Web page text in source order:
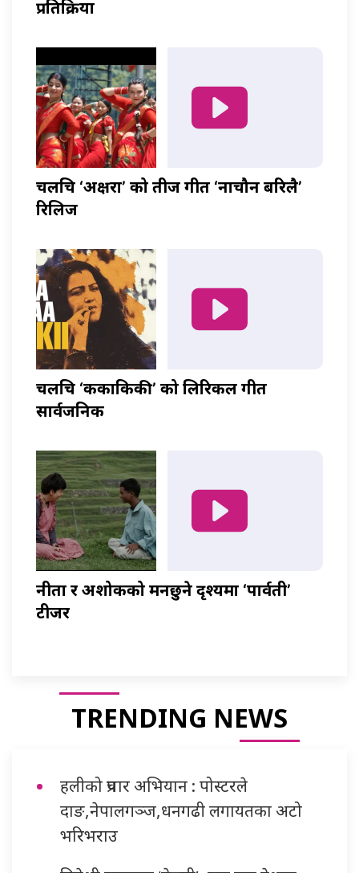
प्रतिक्रिया
चलचित्र ‘अक्षरा’ को तीज गीत ‘नाचौन बरिलै’
रिलिज
चलचित्र ‘ककाकिकी’ को लिरिकल गीत
सार्वजनिक
नीता र अशोकको मनछुने दृश्यमा ‘पार्वती’
टीजर
TRENDING NEWS
हलीको प्रचार अभियान : पोस्टरले
दाङ,नेपालगञ्ज,धनगढी लगायतका अटो
भरिभराउ